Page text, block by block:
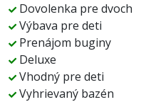
Dovolenka pre dvoch
Výbava pre deti
Prenájom buginy
Deluxe
Vhodný pre deti
Vyhrievaný bazén